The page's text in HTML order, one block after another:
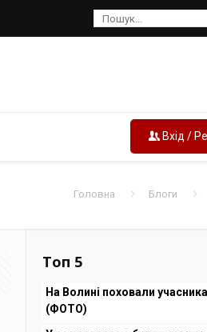
Вхід /
Головна Блоги
Топ 5
На Волині поховали
(ФОТО)